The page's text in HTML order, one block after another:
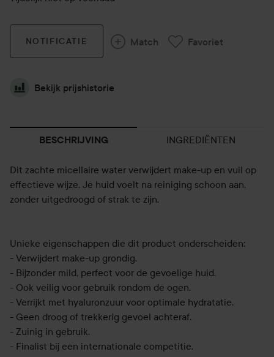
NOTIFICATIE Match Favoriet
Bekijk prijshistorie
BESCHRIJVING INGREDIËNTEN
Dit zachte micellaire water verwijdert make-up en vuil op
effectieve wijze. Je huid voelt na reiniging schoon aan,
zonder uitgedroogd of strak te zijn.
Unieke eigenschappen die dit product onderscheiden:
- Verwijdert make-up grondig.
- Bijzonder mild, perfect voor de gevoelige huid.
- Ook veilig voor gebruik rondom de ogen.
- Verrijkt met hyaluronzuur voor optimale hydratatie.
- Geen droog of trekkerig gevoel achteraf.
- Zuinig in gebruik.
- Finalist bij een internationale competitie.